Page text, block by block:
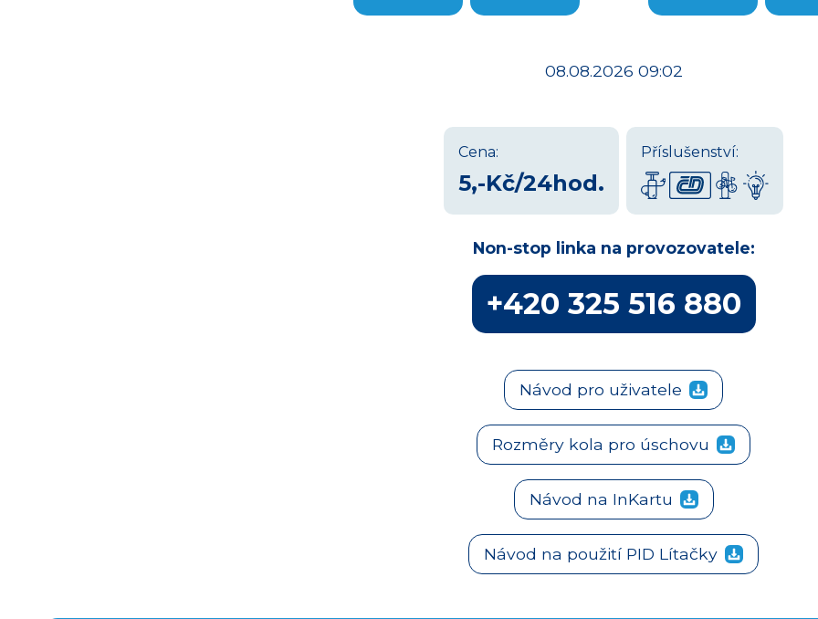
08.08.2026 09:02
Cena:
5,-Kč/24hod.
Příslušenství:
Non-stop linka na provozovatele:
+420 325 516 880
Návod pro uživatele
Rozměry kola pro úschovu
Návod na InKartu
Návod na použití PID Lítačky